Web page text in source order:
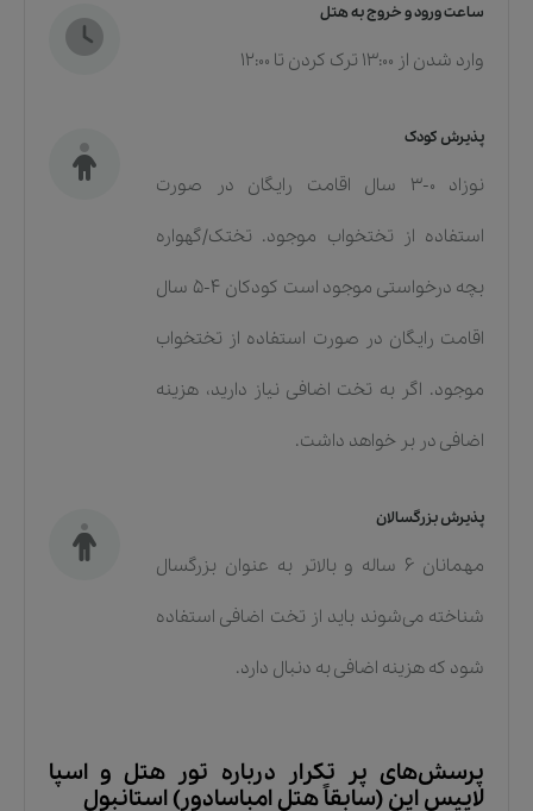
ساعت ورود و خروج به هتل
وارد شدن از 13:00 ترک کردن تا 12:00
پذیرش کودک
نوزاد ۰-۳ سال اقامت رایگان در صورت
استفاده از تختخواب موجود. تختک/گهواره
بچه درخواستی موجود است کودکان ۴-۵ سال
اقامت رایگان در صورت استفاده از تختخواب
موجود. اگر به تخت اضافی نیاز دارید، هزینه
اضافی در بر خواهد داشت.
پذیرش بزرگسالان
مهمانان ۶ ساله و بالاتر به عنوان بزرگسال
شناخته می‌شوند باید از تخت اضافی استفاده
شود که هزینه اضافی به دنبال دارد.
پرسش‌های پر تکرار درباره تور هتل و اسپا
لاپیس این (سابقاً هتل امباسادور) استانبول